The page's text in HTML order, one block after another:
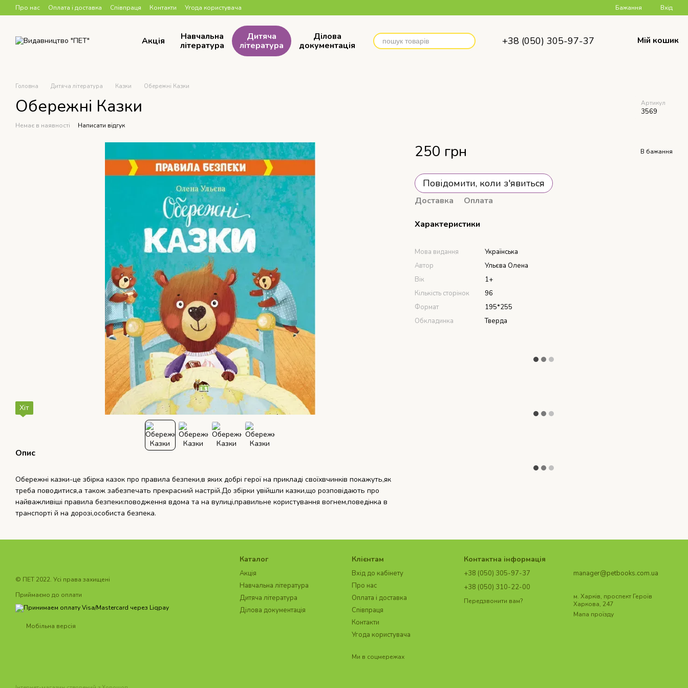
Перейти до основного контенту
Про нас Оплата і доставка Співпраця Контакти Угода користувача Бажання Вхід
Акція
Навчальна
література
Дитяча
література
Ділова
документація
+38 (050) 305-97-37 Мій кошик
Головна Дитяча література Казки Обережні Казки
Обережні Казки Артикул
3569
Немає в наявності Написати відгук
Хіт
Опис
Обережні казки-це збірка казок про правила безпеки,в яких добрі герої на прикладі своїхвчинків покажуть,як
треба поводитися,а також забезпечать прекрасний настрій.До збірки увійшли казки,що розповідають про
найважливіші правила безпеки:поводження вдома та на вулиці,правильне користування вогнем,поведінка в
транспорті й на дорозі,особиста безпека.
250 грн В бажання
Повідомити, коли з'явиться
Доставка Оплата
Характеристики
Мова видання
Українська
Автор
Ульєва Олена
Вік
1+
Кількість сторінок
96
Формат
195*255
Обкладинка
Тверда
© ПET 2022. Усі права захищені
Приймаємо до оплати
Мобільна версія
Каталог
Акція
Навчальна література
Дитяча література
Ділова документація
Клієнтам
Вхід до кабінету
Про нас
Оплата і доставка
Співпраця
Контакти
Угода користувача
Ми в соцмережах
Контактна інформація
+38 (050) 305-97-37
+38 (050) 310-22-00
Передзвонити вам?
manager@petbooks.com.ua
м. Харків, проспект Героїв
Харкова, 247
Мапа проїзду